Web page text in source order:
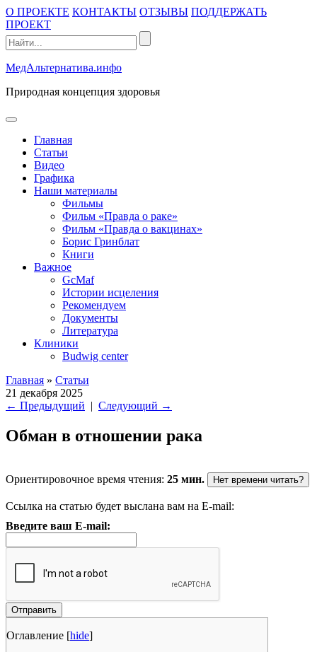
Промотать
к
содержимому
О ПРОЕКТЕ КОНТАКТЫ ОТЗЫВЫ ПОДДЕРЖАТЬ
ПРОЕКТ
МедАльтернатива.инфо
Природная концепция здоровья
открыть
Главная
Статьи
Видео
Графика
Наши материалы
Фильмы
Фильм «Правда о раке»
Фильм «Правда о вакцинах»
Борис Гринблат
Книги
Важное
GcMaf
Истории исцеления
Рекомендуем
Документы
Литература
Клиники
Budwig center
Главная » Статьи
21 декабря 2025
← Предыдущий | Следующий →
Обман в отношении рака
Ориентировочное время чтения: 25 мин. Нет времени читать?
Ссылка на статью будет выслана вам на E-mail:
Введите ваш E-mail:
Оглавление [hide]